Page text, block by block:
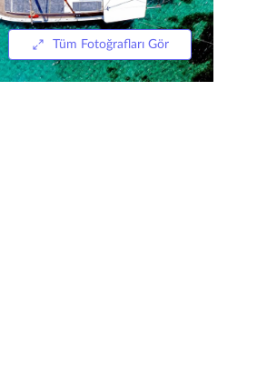
Tüm Fotoğrafları Gör